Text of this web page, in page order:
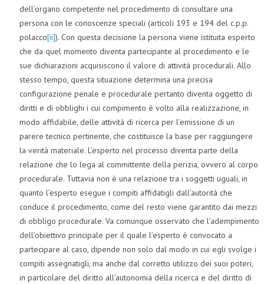
dell’organo competente nel procedimento di consultare una
persona con le conoscenze speciali (articoli 193 e 194 del c.p.p.
polacco[ii]). Con questa decisione la persona viene istituita esperto
che da quel momento diventa partecipante al procedimento e le
sue dichiarazioni acquisiscono il valore di attività procedurali. Allo
stesso tempo, questa situazione determina una precisa
configurazione penale e procedurale pertanto diventa oggetto di
diritti e di obblighi i cui compimento è volto alla realizzazione, in
modo affidabile, delle attività di ricerca per l’emissione di un
parere tecnico pertinente, che costituisce la base per raggiungere
la verità materiale. L’esperto nel processo diventa parte della
relazione che lo lega al committente della perizia, ovvero al corpo
procedurale. Tuttavia non è una relazione tra i soggetti uguali, in
quanto l’esperto esegue i compiti affidatigli dall’autorità che
conduce il procedimento, come del resto viene garantito dai mezzi
di obbligo procedurale. Va comunque osservato che l’adempimento
dell’obiettivo principale per il quale l’esperto è convocato a
partecipare al caso, dipende non solo dal modo in cui egli svolge i
compiti assegnatigli, ma anche dal corretto utilizzo dei suoi poteri,
in particolare del diritto all’autonomia della ricerca e del diritto di